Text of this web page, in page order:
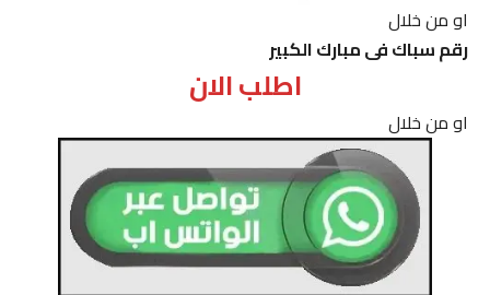
او من خلال
رقم سباك فى مبارك الكبير
اطلب الان
او من خلال